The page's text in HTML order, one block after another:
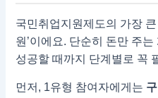
국민취업지원제도의 가장 큰
원’이에요. 단순히 돈만 주
성공할 때까지 단계별로 꼭
먼저, 1유형 참여자에게는